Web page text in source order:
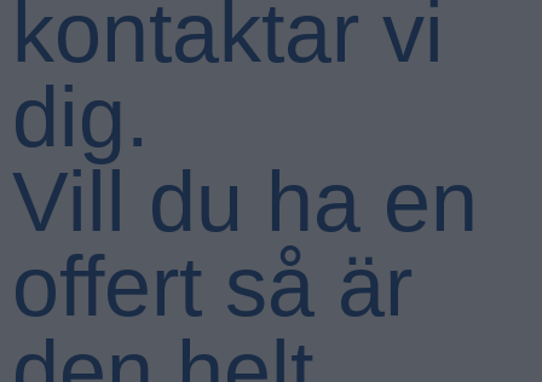
kontaktar vi
dig.
Vill du ha en
offert så är